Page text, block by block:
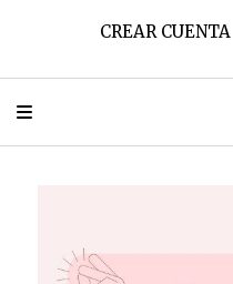
CREAR CUENTA